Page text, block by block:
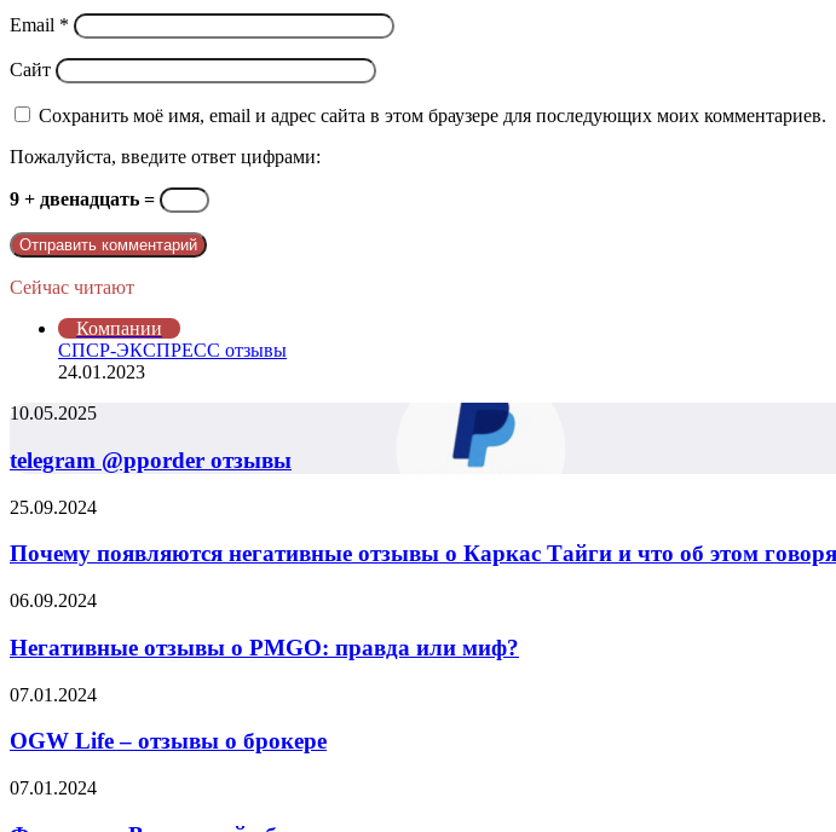
Email *
Сайт
Сохранить моё имя, email и адрес сайта в этом браузере для последующих моих комментариев.
Пожалуйста, введите ответ цифрами:
9 + двенадцать =
Сейчас читают
Компании
СПСР-ЭКСПРЕСС отзывы
24.01.2023
telegram
отзывы
10.05.2025
telegram @pporder отзывы
Почему
негативные
о
Тайги
и
об
говорят
25.09.2024
Почему появляются негативные отзывы о Каркас Тайги и что об этом
Негативные
о
PMGO:
правда
или
миф?
06.09.2024
Негативные отзывы о PMGO: правда или миф?
OGW
–
о
07.01.2024
OGW Life – отзывы о брокере
Франшиза
07.01.2024